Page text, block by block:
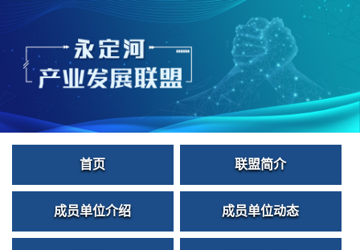
首页 联盟简介
成员单位介绍 成员单位动态